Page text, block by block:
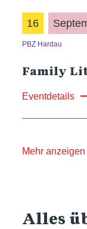
16
PBZ Hardau
Family
Eventdetails
Mehr anzeigen
Alles